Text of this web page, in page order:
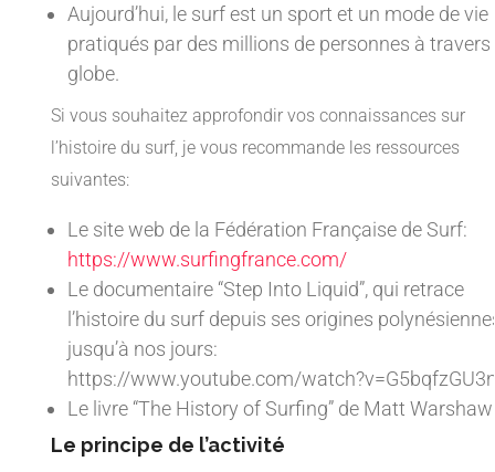
Aujourd’hui, le surf est un sport et un mode de vie
pratiqués par des millions de personnes à travers
globe.
Si vous souhaitez approfondir vos connaissances sur
l’histoire du surf, je vous recommande les ressources
suivantes:
Le site web de la Fédération Française de Surf:
https://www.surfingfrance.com/
Le documentaire “Step Into Liquid”, qui retrace
l’histoire du surf depuis ses origines
jusqu’à nos jours:
https://www.youtube.com/
Le livre “The History of Surfing” de Matt Warshaw
Le principe de l’activité